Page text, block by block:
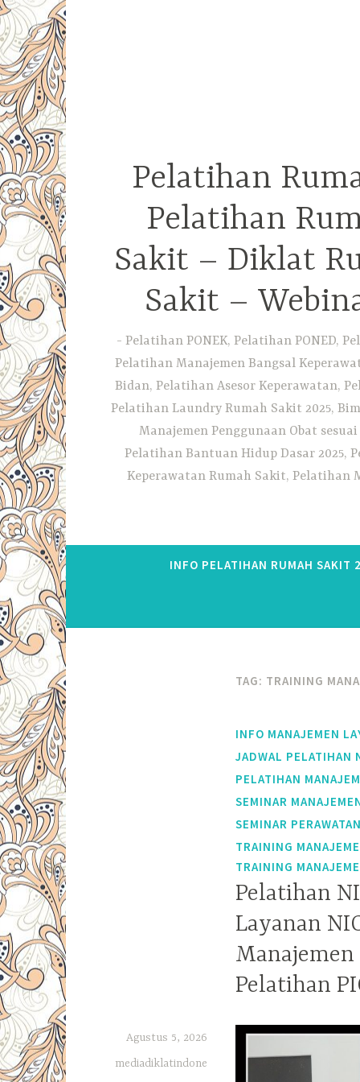
Pelatihan
Pelatihan
Sakit – Diklat
Sakit –
Pelatihan PONEK, Pelatihan PONED,
Pelatihan Manajemen Bangsal
Bidan, Pelatihan Asesor Keperawatan,
Pelatihan Laundry Rumah Sakit 2025,
Manajemen Penggunaan Obat
Pelatihan Bantuan Hidup Dasar 2025,
Keperawatan Rumah Sakit, Pelatihan
INFO PELATIHAN RUMAH SAKIT
TAG: TRAINING
INFO MANAJEMEN
JADWAL PELATIHAN
PELATIHAN
SEMINAR
SEMINAR
TRAINING
TRAINING
Pelatihan
Layanan
Manajemen
Pelatihan
Agustus 5, 2026
mediadiklatindone